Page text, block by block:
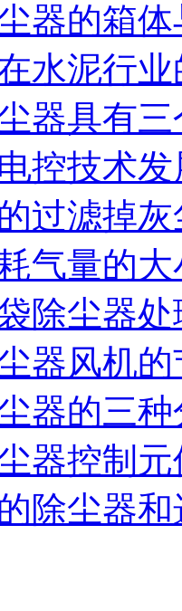
器的箱
水泥行
器具有
控技术
过滤掉
气量的大
除尘器
器风机
器的三
器控制
除尘器